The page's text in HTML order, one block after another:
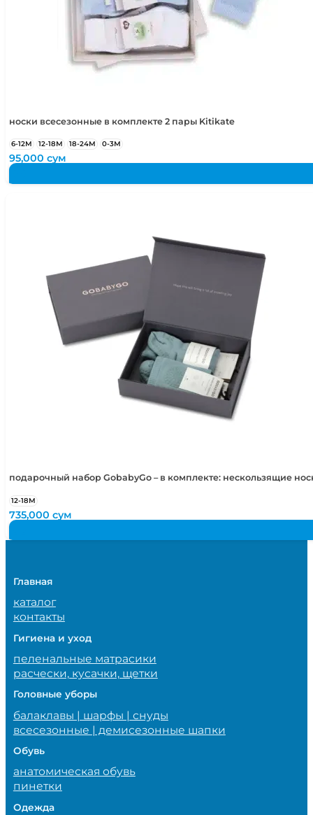
носки всесезонные в комплекте 2 пары Kitikate
6-12М 12-18М 18-24М 0-3М
95,000сум
подарочный набор GobabyGo – в комплекте: нескользящие
12-18М
735,000сум
Главная
каталог
контакты
Гигиена и уход
пеленальные матрасики
расчески, кусачки, щетки
Головные уборы
балаклавы | шарфы | снуды
всесезонные | демисезонные шапки
Обувь
анатомическая обувь
пинетки
Одежда